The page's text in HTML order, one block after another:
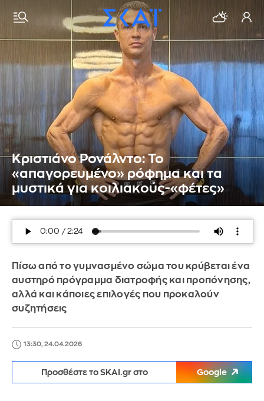
Κριστιάνο Ρονάλντο: Το
«απαγορευμένο» ρόφημα και τα
μυστικά για κοιλιακούς-«φέτες»
Πίσω από το γυμνασμένο σώμα του κρύβεται ένα
αυστηρό πρόγραμμα διατροφής και προπόνησης,
αλλά και κάποιες επιλογές που προκαλούν
συζητήσεις
13:30, 24.04.2026
Προσθέστε το SKAI.gr στο Google